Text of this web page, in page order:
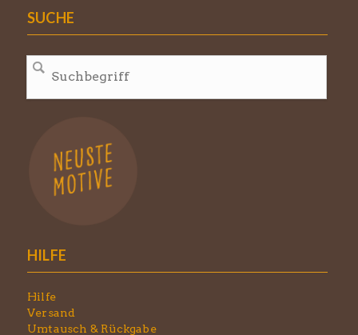
SUCHE
HILFE
Hilfe
Versand
Umtausch & Rückgabe